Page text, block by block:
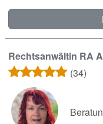
Rechtsanwältin RA
(34)